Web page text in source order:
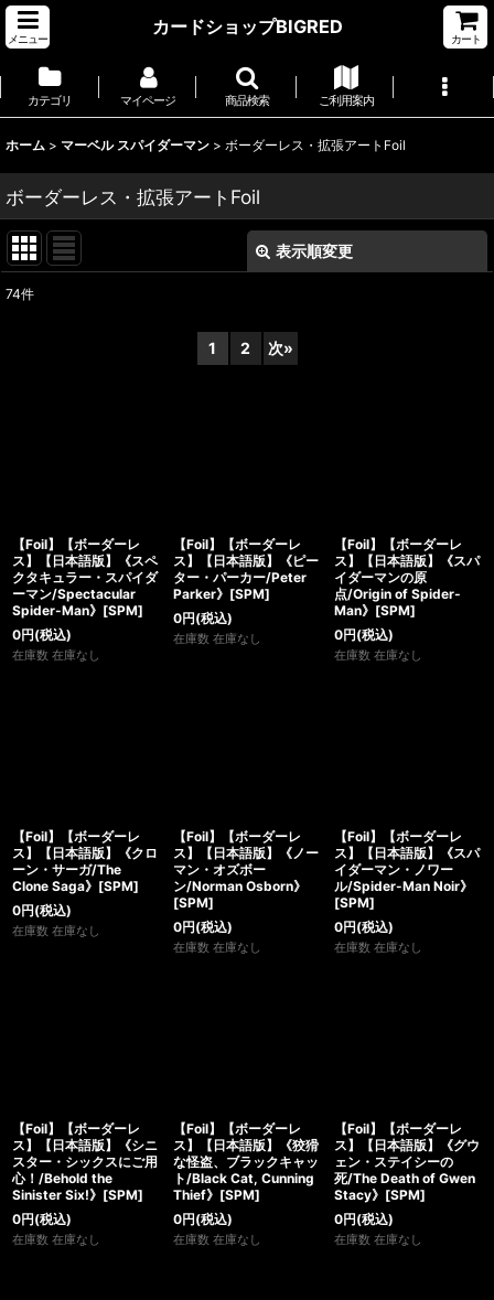
メニュー
カードショップBIGRED
カート
カテゴリ マイページ 商品検索 ご利用案内
ホーム > マーベル スパイダーマン > ボーダーレス・拡張アートFoil
ボーダーレス・拡張アートFoil
表示順変更
74件
1 2 次»
【Foil】【ボーダーレ
ス】【日本語版】《スペ
クタキュラー・スパイダ
ーマン/Spectacular
Spider-Man》[SPM]
0円(税込)
在庫数 在庫なし
【Foil】【ボーダーレ
ス】【日本語版】《ピー
ター・パーカー/Peter
Parker》[SPM]
0円(税込)
在庫数 在庫なし
【Foil】【ボーダーレ
ス】【日本語版】《スパ
イダーマンの原
点/Origin of Spider-
Man》[SPM]
0円(税込)
在庫数 在庫なし
【Foil】【ボーダーレ
ス】【日本語版】《クロ
ーン・サーガ/The
Clone Saga》[SPM]
0円(税込)
在庫数 在庫なし
【Foil】【ボーダーレ
ス】【日本語版】《ノー
マン・オズボー
ン/Norman Osborn》
[SPM]
0円(税込)
在庫数 在庫なし
【Foil】【ボーダーレ
ス】【日本語版】《スパ
イダーマン・ノワー
ル/Spider-Man Noir》
[SPM]
0円(税込)
在庫数 在庫なし
【Foil】【ボーダーレ
ス】【日本語版】《シニ
スター・シックスにご用
心！/Behold the
Sinister Six!》[SPM]
0円(税込)
在庫数 在庫なし
【Foil】【ボーダーレ
ス】【日本語版】《狡猾
な怪盗、ブラックキャッ
ト/Black Cat, Cunning
Thief》[SPM]
0円(税込)
在庫数 在庫なし
【Foil】【ボーダーレ
ス】【日本語版】《グウ
ェン・ステイシーの
死/The Death of Gwen
Stacy》[SPM]
0円(税込)
在庫数 在庫なし